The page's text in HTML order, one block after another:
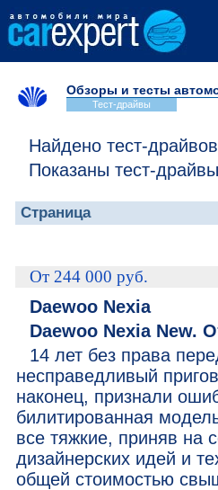
Обзоры и тесты
Тест-драйвы
Найдено тест-
Показаны тест-
Страница
От 244 000 руб.
Daewoo Nexia
Daewoo Nexia New.
14 лет без права
несправедливый
наконец, признали
билитированная
все тяжкие, приняв на
дизайнерских идей и
общей стоимостью